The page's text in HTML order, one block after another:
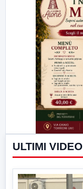
ULTIMI VIDEO